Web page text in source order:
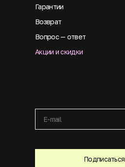
Подписаться
Гарантии
Возврат
Вопрос — ответ
Акции и скидки